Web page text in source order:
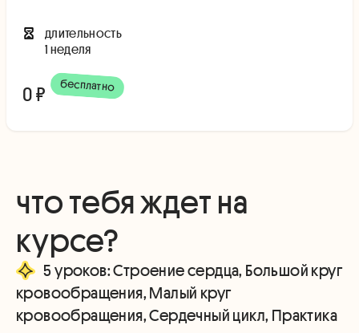
длительность
1 неделя
0 ₽ бесплатно
что тебя ждет на
курсе?
5 уроков: Строение сердца, Большой круг
кровообращения, Малый круг
кровообращения, Сердечный цикл, Практика